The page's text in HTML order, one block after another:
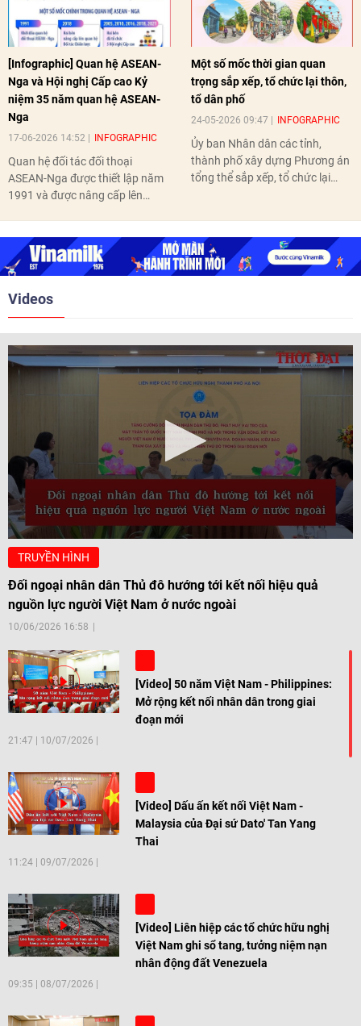
[Infographic] Quan hệ ASEAN-
Nga và Hội nghị Cấp cao Kỷ
niệm 35 năm quan hệ ASEAN-
Nga
17-06-2026 14:52 INFOGRAPHIC
Quan hệ đối tác đối thoại
ASEAN-Nga được thiết lập năm
1991 và được nâng cấp lên
nghị Cấp cao vào các năm 2005,
2010, 2016, 2018, 2021.
Một số mốc thời gian quan
trọng sắp xếp, tổ chức lại thôn,
tổ dân phố
24-05-2026 09:47 INFOGRAPHIC
Ủy ban Nhân dân các tỉnh,
thành phố xây dựng Phương án
tổng thể sắp xếp, tổ chức lại
Videos
TRUYỀN HÌNH
Đối ngoại nhân dân Thủ đô hướng tới kết nối hiệu quả
nguồn lực người Việt Nam ở nước ngoài
10/06/2026 16:58
[Video] 50 năm Việt Nam - Philippines:
Mở rộng kết nối nhân dân trong giai
đoạn mới
21:47 10/07/2026
[Video] Dấu ấn kết nối Việt Nam -
Malaysia của Đại sứ Dato' Tan Yang
Thai
11:24 09/07/2026
[Video] Liên hiệp các tổ chức hữu nghị
Việt Nam ghi sổ tang, tưởng niệm nạn
nhân động đất Venezuela
09:35 08/07/2026